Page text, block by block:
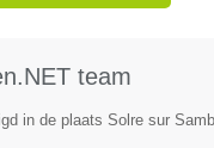
team
in de plaats Solre sur